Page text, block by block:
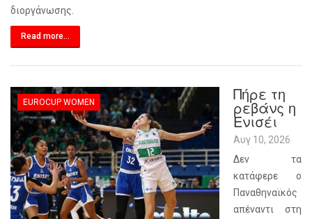
διοργάνωσης.
Read more...
EUROCUP WOMEN Πήρε τη
ρεβάνς η
Ενισέι
Αυγ 10, 2026
Δεν τα
κατάφερε ο
Παναθηναϊκός
απέναντι στη